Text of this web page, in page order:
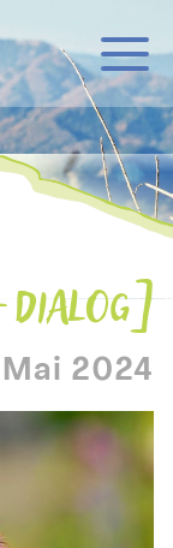
DIALOG
2024